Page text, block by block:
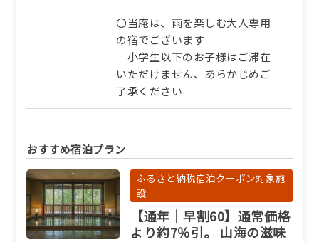
〇当庵は、雨を楽しむ大人専用
の宿でございます
小学生以下のお子様はご滞在
いただけません、あらかじめご
了承ください
おすすめ宿泊プラン
ふるさと納税宿泊クーポン対象施
設
【通年｜早割60】通常価格
より約7％引。 山海の滋味